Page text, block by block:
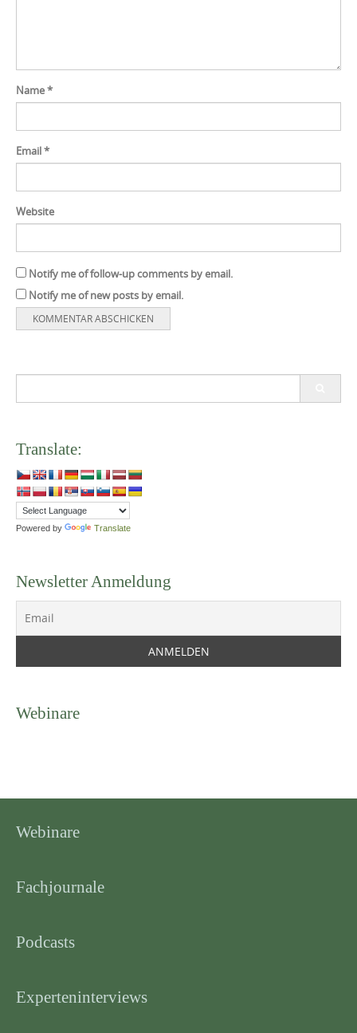
Name*
Email*
Website
Notify me of follow-up comments by email.
Notify me of new posts by email.
Translate:
Powered by Translate
Newsletter Anmeldung
Webinare
Webinare
Fachjournale
Podcasts
Experteninterviews